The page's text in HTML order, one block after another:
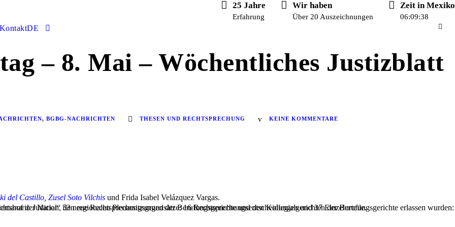
25 Jahre
Erfahrung
Wir haben
Über 20 Auszeichnungen
Zeit in Mexiko
06:09:39
KontaktDE
– 8. Mai – Wöchentliches Justizblatt
, BGBG-NACHRICHTEN THESEN UND RECHTSPRECHUNG KEINE KOMMENTARE
del Castillo Zusel Soto Vilchis und Frida Isabel Velázquez Vargas.
Judicial“ 53 neue Rechtsprechungsgrundsätze: 16 Rechtsprechungsentscheidungen und 37 Einzelurteile.
der Nation, den regionalen Plenarsitzungen der Berufungsgerichte und den Kollegialgerichten der Berufungsgerichte erlassen wurden: